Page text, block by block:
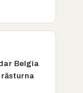
Belgia